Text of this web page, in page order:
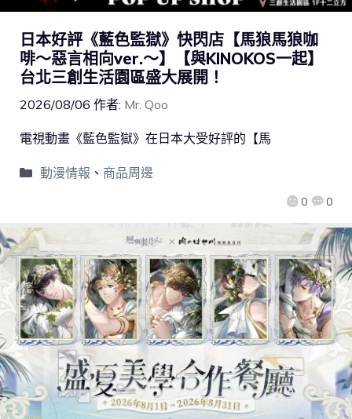
日本好評《藍色監獄》快閃店【馬狼馬狼咖
啡～惡言相向ver.～】【與KINOKOS一起】
台北三創生活園區盛大展開！
2026/08/06 作者: Mr. Qoo
0 0
電視動畫《藍色監獄》在日本大受好評的【馬
動漫情報 、 商品周邊